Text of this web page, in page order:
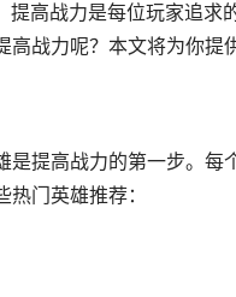
高战力是每位玩家追求
战力呢？本文将为你提
是提高战力的第一步。
门英雄推荐：